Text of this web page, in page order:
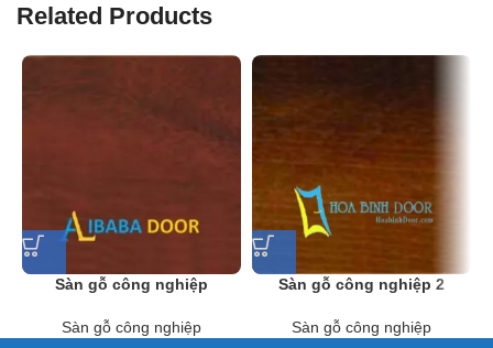
Related Products
Sàn gỗ công nghiệp
Sàn gỗ công nghiệp
Sàn gỗ công nghiệp 2
Sàn gỗ công nghiệp